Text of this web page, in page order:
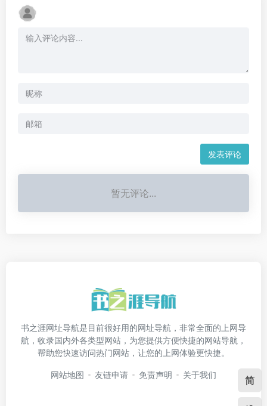
发表评论
暂无评论...
书之涯网址导航是目前很好用的网址导航，非常全面的上网导
航，收录国内外各类型网站，为您提供方便快捷的网站导航，
帮助您快速访问热门网站，让您的上网体验更快捷。
网站地图 友链申请 免责声明 关于我们 简